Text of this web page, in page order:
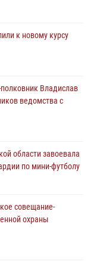
к новому курсу
Владислав
ведомства с
области завоевала
по мини-футболу
совещание-
охраны